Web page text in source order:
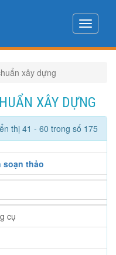
Toggle
xây dựng
XÂY DỰNG
thị 41 - 60 trong số 175
soạn thảo
cụ